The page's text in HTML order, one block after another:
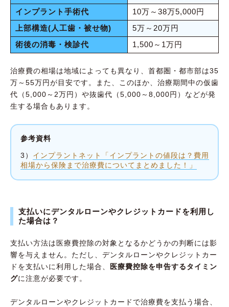
インプラント手術代
10万～38万5,000円
上部構造(人工歯・被せ物)
5万～20万円
術後の消毒・検診代
1,500～1万円
治療費の相場は地域によっても異なり、首都圏・都市部は35
万～55万円が目安です。また、このほか、治療期間中の仮歯
代（5,000～2万円）や抜歯代（5,000～8,000円）などが発
生する場合もあります。
参考資料
3） インプラントネット「インプラントの値段は？費用
相場から保険まで治療費についてまとめました！」
支払いにデンタルローンやクレジットカードを利用し
た場合は？
支払い方法は医療費控除の対象となるかどうかの判断には影
響を与えません。ただし、デンタルローンやクレジットカー
ドを支払いに利用した場合、
医療費控除を申告するタイミン
グに注意が必要です。
デンタルローンやクレジットカードで治療費を支払う場合、